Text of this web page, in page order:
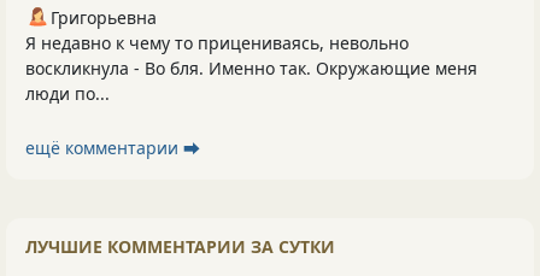
Григорьевна
Я недавно к чему то прицениваясь, невольно
воскликнула - Во бля. Именно так. Окружающие меня
люди по...
ещё комментарии ⮕
ЛУЧШИЕ КОММЕНТАРИИ ЗА СУТКИ